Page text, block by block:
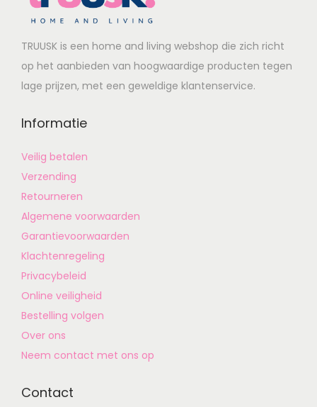
TRUUSK is een home and living webshop die zich richt
op het aanbieden van hoogwaardige producten tegen
lage prijzen, met een geweldige klantenservice.
Informatie
Veilig betalen
Verzending
Retourneren
Algemene voorwaarden
Garantievoorwaarden
Klachtenregeling
Privacybeleid
Online veiligheid
Bestelling volgen
Over ons
Neem contact met ons op
Contact